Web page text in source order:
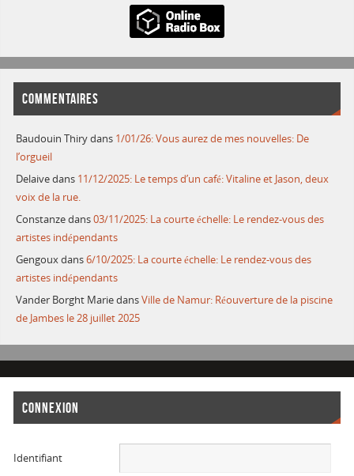
COMMENTAIRES
Baudouin Thirydans 1/01/26: Vous aurez de mes nouvelles: De
l’orgueil
Delaivedans 11/12/2025: Le temps d’un café: Vitaline et Jason, deux
voix de la rue.
Constanzedans03/11/2025: La courte échelle: Le rendez-vous des
artistes indépendants
Gengouxdans6/10/2025: La courte échelle: Le rendez-vous des
artistes indépendants
Vander Borght MariedansVille de Namur: Réouverture de la piscine
de Jambes le 28 juillet 2025
CONNEXION
Identifiant